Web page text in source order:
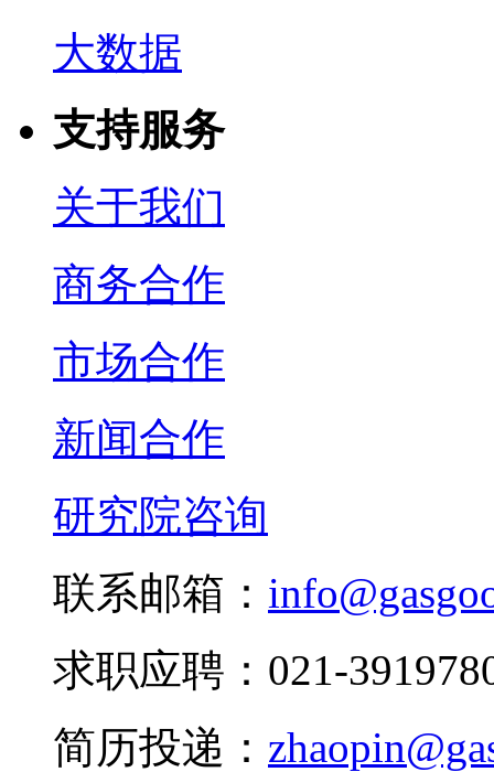
大数据
支持服务
关于我们
商务合作
市场合作
新闻合作
研究院咨询
联系邮箱：
求职应聘：021-
简历投递：